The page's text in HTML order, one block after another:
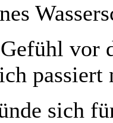
vor
passiert
sich